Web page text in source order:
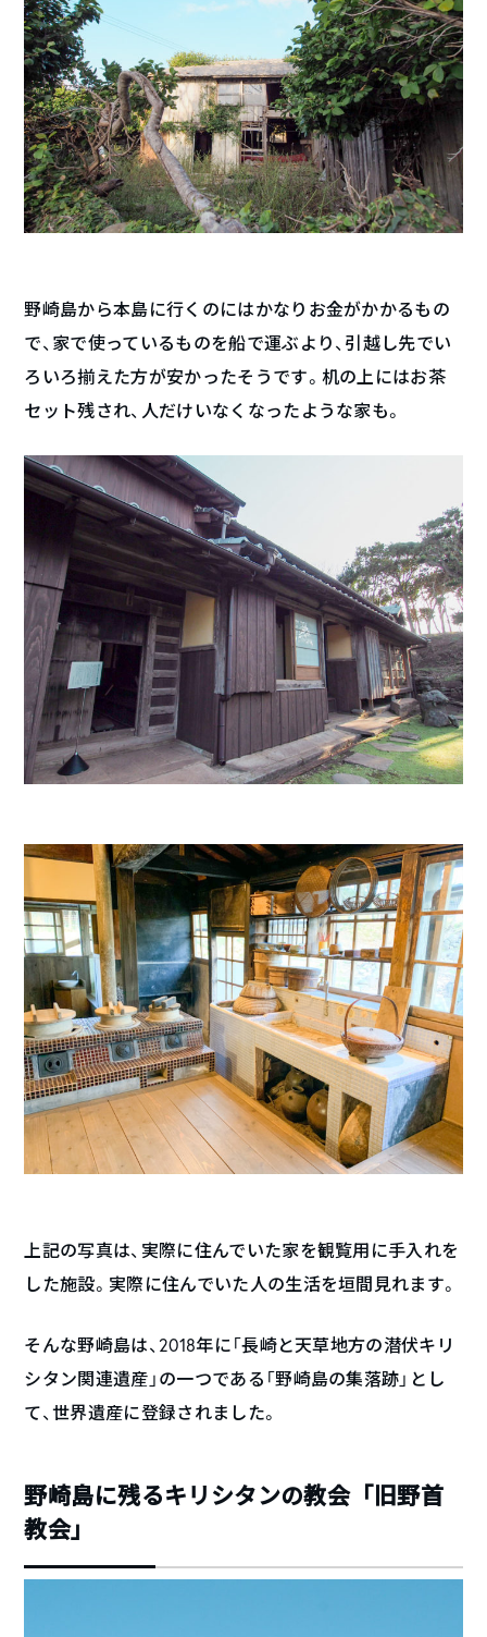
野崎島から本島に行くのにはかなりお金がかかるもの
で、家で使っているものを船で運ぶより、引越し先でい
ろいろ揃えた方が安かったそうです。机の上にはお茶
セット残され、人だけいなくなったような家も。
上記の写真は、実際に住んでいた家を観覧用に手入れを
した施設。実際に住んでいた人の生活を垣間見れます。
そんな野崎島は、2018年に「長崎と天草地方の潜伏キリ
シタン関連遺産」の一つである「野崎島の集落跡」とし
て、世界遺産に登録されました。
野崎島に残るキリシタンの教会「旧野首
教会」